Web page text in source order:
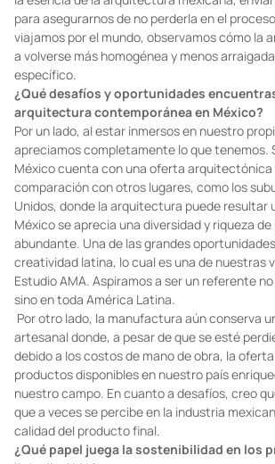
Sin duda, es algo que tiene una importancia
proyecto que mencionaba en Guadalajara es
solo por una cuestión de sustentabilidad,
añade una riqueza significativa al proyecto.
la esencia de la arquitectura mexicana,
para asegurarnos de no perderla en el
viajamos por el mundo, observamos cómo la
a volverse más homogénea y menos
específico.
¿Qué desafíos y oportunidades
arquitectura contemporánea en México?
Por un lado, al estar inmersos en nuestro
apreciamos completamente lo que tenemos.
México cuenta con una oferta arquitectónica
comparación con otros lugares, como los
Unidos, donde la arquitectura puede resultar
México se aprecia una diversidad y riqueza de
abundante. Una de las grandes oportunidades
creatividad latina, lo cual es una de nuestras
Estudio AMA. Aspiramos a ser un referente no
sino en toda América Latina.
Por otro lado, la manufactura aún conserva
artesanal donde, a pesar de que se esté
debido a los costos de mano de obra, la oferta
productos disponibles en nuestro país